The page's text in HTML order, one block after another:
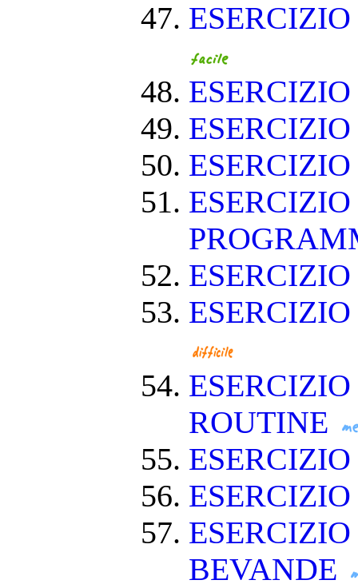
ROUTINE
BEVANDE